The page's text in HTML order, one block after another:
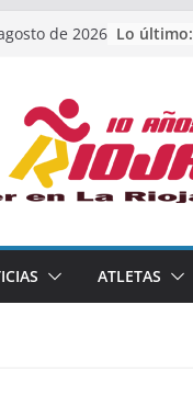
de 2026 Lo último:
ATLETAS